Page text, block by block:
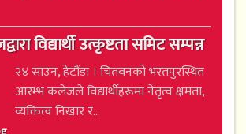
विद्यार्थी उत्कृष्टता समिट सम्पन्न
२४ साउन, हेटौंडा । चितवनको भरतपुरस्थित
आरम्भ कलेजले विद्यार्थीहरूमा नेतृत्व क्षमता,
व्यक्तित्व निखार र...